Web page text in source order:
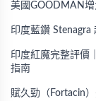
美國GOODMAN
印度藍鑽 Stenagra
印度紅魔完整評價
指南
賦久勁（Fortacin